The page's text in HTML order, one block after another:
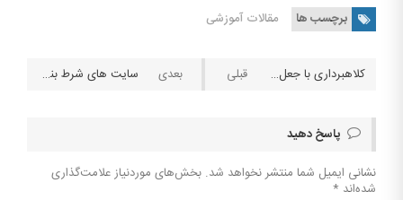
برچسب ها مقالات آموزشی
کلاهبرداری با جعل نام سایت شرطبندی Bet۳۶۵، بت ۳۶۵ در ایران و زبان فارسی نماینده ای ندارد سایت های شرط بندی سال ۲۰۱۹
پاسخ دهید
نشانی ایمیل شما منتشر نخواهد شد. بخش‌های موردنیاز علامت‌گذاری
شده‌اند *